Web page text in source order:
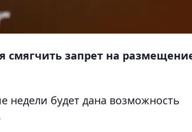
запрет на
недели будет дана возможность